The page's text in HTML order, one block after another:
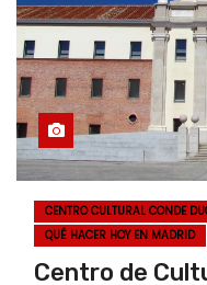
CENTRO CULTURAL CONDE
QUÉ HACER HOY EN MADRID
Centro de